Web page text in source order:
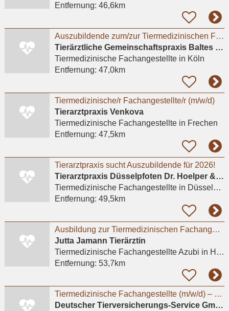
Entfernung: 46,6km
Auszubildende zum/zur Tiermedizinischen Fachangestellten in Köln-Widdersdorf gesucht
Tierärztliche Gemeinschaftspraxis Baltes und Dr. Feith
Tiermedizinische Fachangestelltein Köln
Entfernung: 47,0km
Tiermedizinische/r Fachangestellte/r (m/w/d)
Tierarztpraxis Venkova
Tiermedizinische Fachangestelltein Frechen
Entfernung: 47,5km
Tierarztpraxis sucht Auszubildende für 2026!
Tierarztpraxis Düsselpfoten Dr. Hoelper & Dr. Wuchert GbR
Tiermedizinische Fachangestelltein Düsseldorf
Entfernung: 49,5km
Ausbildung zur Tiermedizinischen Fachangestellten
Jutta Jamann Tierärztin
Tiermedizinische Fachangestellte Azubi in Hürth, Hermülheim
Entfernung: 53,7km
Tiermedizinische Fachangestellte (m/w/d) – Kundenberatung & Backoffice
Deutscher Tierversicherungs-Service GmbH & Co. KG